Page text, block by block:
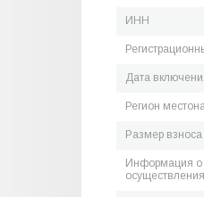
ИНН
Дата
Регион
Размер
Информация о